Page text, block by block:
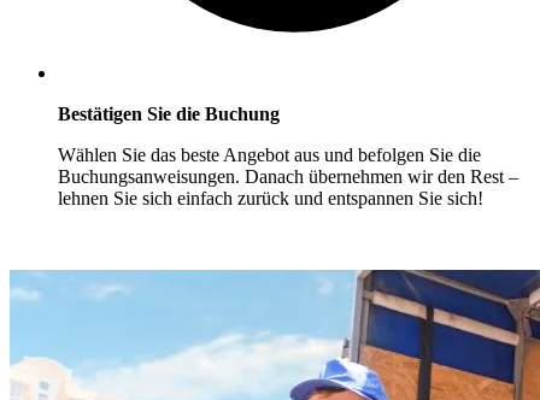
Bestätigen Sie die Buchung
Wählen Sie das beste Angebot aus und befolgen Sie die
Buchungsanweisungen. Danach übernehmen wir den Rest –
lehnen Sie sich einfach zurück und entspannen Sie sich!